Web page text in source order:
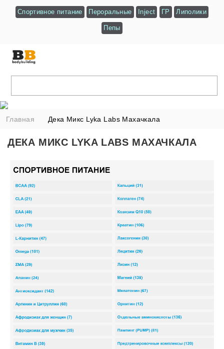
Спортивное питание Пероральные Inject ГР Липолики
Пепы
Главная Дека Микс Lyka Labs Махачкала
ДЕКА МИКС LYKA LABS МАХАЧКАЛА